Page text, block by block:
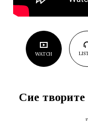
WATCH
Сие